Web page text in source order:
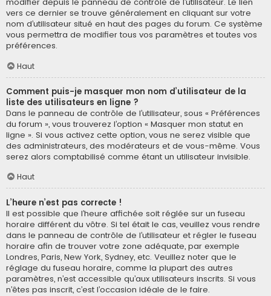
vers ce dernier se trouve généralement en cliquant sur votre
nom d’utilisateur situé en haut des pages du forum. Ce système
vous permettra de modifier tous vos paramètres et toutes vos
préférences.
Haut
Comment puis-je masquer mon nom d’utilisateur de la
liste des utilisateurs en ligne ?
Dans le panneau de contrôle de l’utilisateur, sous « Préférences
du forum », vous trouverez l’option « Masquer mon statut en
ligne ». Si vous activez cette option, vous ne serez visible que
des administrateurs, des modérateurs et de vous-même. Vous
serez alors comptabilisé comme étant un utilisateur invisible.
Haut
L’heure n’est pas correcte !
Il est possible que l’heure affichée soit réglée sur un fuseau
horaire différent du vôtre. Si tel était le cas, veuillez vous rendre
dans le panneau de contrôle de l’utilisateur et régler le fuseau
horaire afin de trouver votre zone adéquate, par exemple
Londres, Paris, New York, Sydney, etc. Veuillez noter que le
réglage du fuseau horaire, comme la plupart des autres
paramètres, n’est accessible qu’aux utilisateurs inscrits. Si vous
n’êtes pas inscrit, c’est l’occasion idéale de le faire.